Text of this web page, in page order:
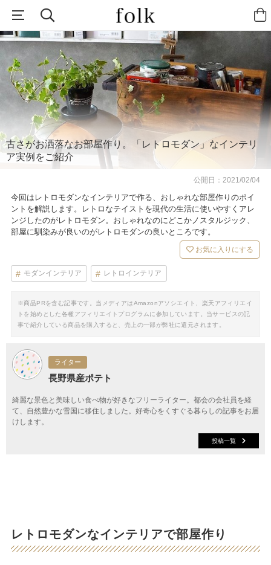
古さがお洒落なお部屋作り。「レトロモダン」なインテリ
ア実例をご紹介
公開日：2021/02/04
今回はレトロモダンなインテリアで作る、おしゃれな部屋作りのポイ
ントを解説します。レトロなテイストを現代の生活に使いやすくアレ
ンジしたのがレトロモダン。おしゃれなのにどこかノスタルジック、
部屋に馴染みが良いのがレトロモダンの良いところです。
お気に入りにする
モダンインテリア レトロインテリア
※商品PRを含む記事です。当メディアはAmazonアソシエイト、楽天アフィリエイ
トを始めとした各種アフィリエイトプログラムに参加しています。当サービスの記
事で紹介している商品を購入すると、売上の一部が弊社に還元されます。
ライター
長野県産ポテト
綺麗な景色と美味しい食べ物が好きなフリーライター。都会の会社員を経
て、自然豊かな雪国に移住しました。好奇心をくすぐる暮らしの記事をお届
けします。
投稿一覧
レトロモダンなインテリアで部屋作り